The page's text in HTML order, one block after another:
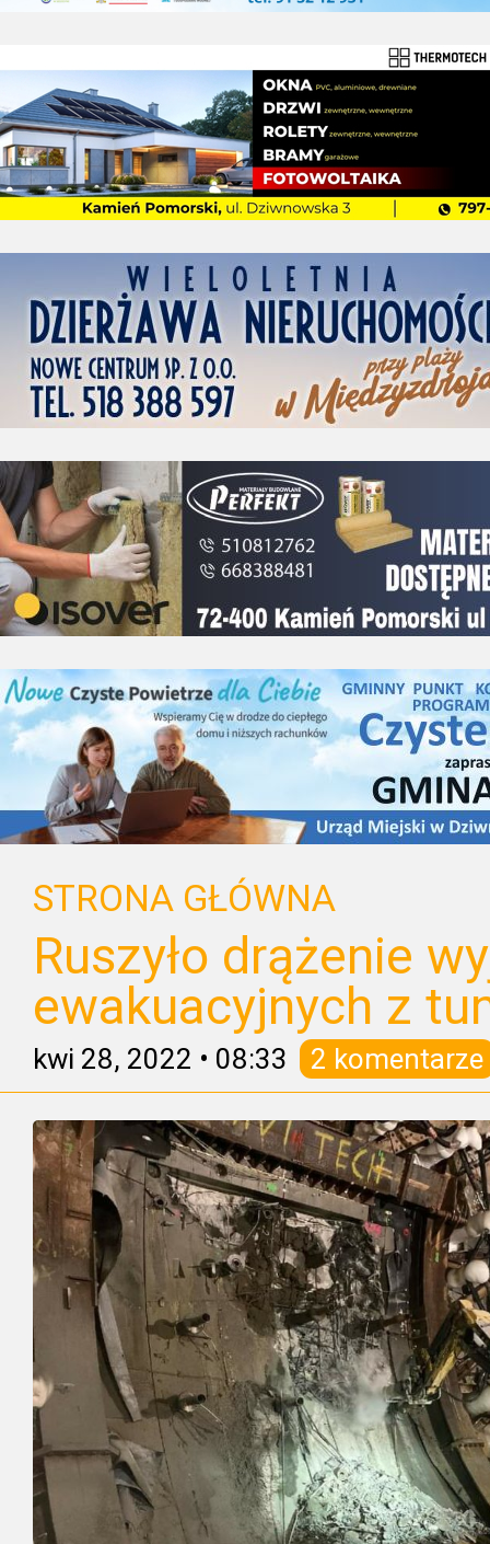
STRONA GŁÓWNA
Ruszyło drążenie
ewakuacyjnych z
kwi 28, 2022 • 08:33 2 komentarze